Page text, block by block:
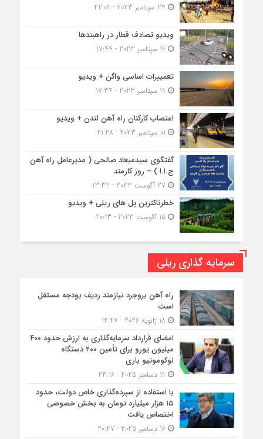
ویدیو تصادف قطار در راهبندها
تعمییرات اساسی واگن + ویدیو
اعتصاب کارکنان راه آهن لندن + ویدیو
گفتگوی سیدمیعاد صالحی ( مدیرعامل راه آهن
ج.ا.ا ) – روز کارمند
خطرناکترین پل های ریلی + ویدیو
15 آگوست 2023 - 20:13
سرمایه گذاری ریلی
راه آهن بروجرد نیازمند ردیف بودجه مستقل
است
امضای قرارداد سرمایه‌گذاری به ارزش حدود ۴۰۰
میلیون یورو برای تأمین ۲۰۰ دستگاه
لوکوموتیو باری
با استفاده از سپرده‌گذاری خاص دولت، حدود
۱۵ هزار میلیارد تومان به بخش خصوصی
اختصاص یافت
16 دسامبر 2025 - 20:47